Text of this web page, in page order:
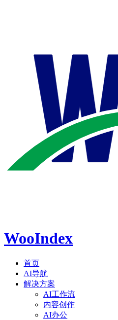
WooIndex
首页
AI导航
解决方案
AI工作流
内容创作
AI办公